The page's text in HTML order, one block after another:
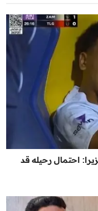
احتمال رحيله قد